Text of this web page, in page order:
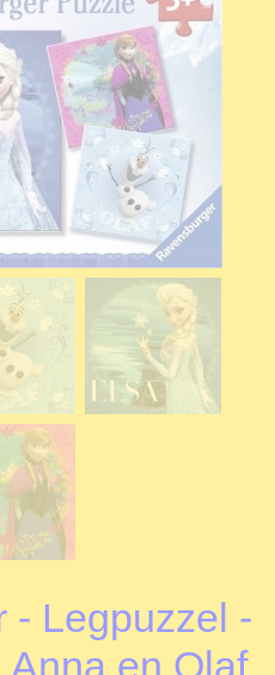
- Legpuzzel -
en Olaf